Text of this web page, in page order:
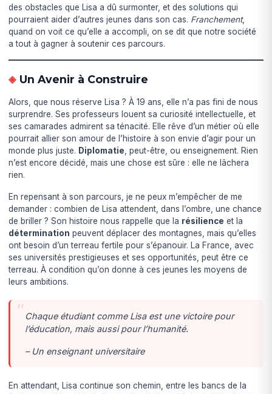
des obstacles que Lisa a dû surmonter, et des solutions qui
pourraient aider d’autres jeunes dans son cas. Franchement,
quand on voit ce qu’elle a accompli, on se dit que notre société
a tout à gagner à soutenir ces parcours.
Un Avenir à Construire
Alors, que nous réserve Lisa ? À 19 ans, elle n’a pas fini de nous
surprendre. Ses professeurs louent sa curiosité intellectuelle, et
ses camarades admirent sa ténacité. Elle rêve d’un métier où elle
pourrait allier son amour de l’histoire à son envie d’agir pour un
monde plus juste. Diplomatie , peut-être, ou enseignement. Rien
n’est encore décidé, mais une chose est sûre : elle ne lâchera
rien.
En repensant à son parcours, je ne peux m’empêcher de me
demander : combien de Lisa attendent, dans l’ombre, une chance
de briller ? Son histoire nous rappelle que la résilience et la
détermination peuvent déplacer des montagnes, mais qu’elles
ont besoin d’un terreau fertile pour s’épanouir. La France, avec
ses universités prestigieuses et ses opportunités, peut être ce
terreau. À condition qu’on donne à ces jeunes les moyens de
leurs ambitions.
Chaque étudiant comme Lisa est une victoire pour
l’éducation, mais aussi pour l’humanité.
– Un enseignant universitaire
En attendant, Lisa continue son chemin, entre les bancs de la